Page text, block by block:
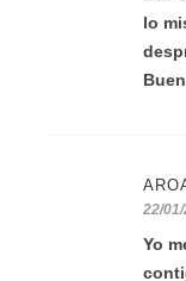
lo
22/
Yo